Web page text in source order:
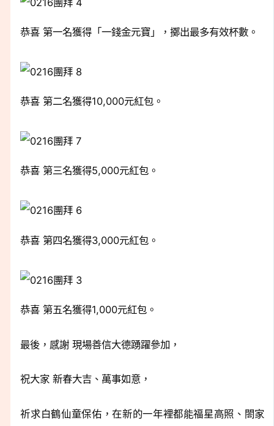
恭喜 第一名獲得「一錢金元寶」，擲出最多有效杯數。
恭喜 第二名獲得10,000元紅包。
恭喜 第三名獲得5,000元紅包。
恭喜 第四名獲得3,000元紅包。
恭喜 第五名獲得1,000元紅包。
最後，感謝 現場善信大德踴躍參加，
祝大家 新春大吉、萬事如意，
祈求白鶴仙童保佑，在新的一年裡都能福星高照、閤家